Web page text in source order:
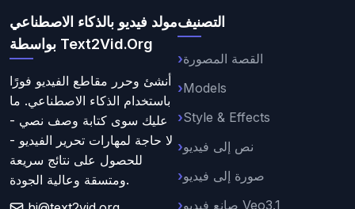
مولد فيديو بالذكاء الاصطناعي
بواسطة Text2Vid.Org
أنشئ وحرر مقاطع الفيديو فورًا
باستخدام الذكاء الاصطناعي. ما
عليك سوى كتابة وصف نصي -
لا حاجة لمهارات تحرير الفيديو -
للحصول على نتائج سريعة
ومتسقة وعالية الجودة.
التصنيف
القصة المصورة
Models
Style & Effects
نص إلى فيديو
صورة إلى فيديو
صانع فيديو Veo3.1